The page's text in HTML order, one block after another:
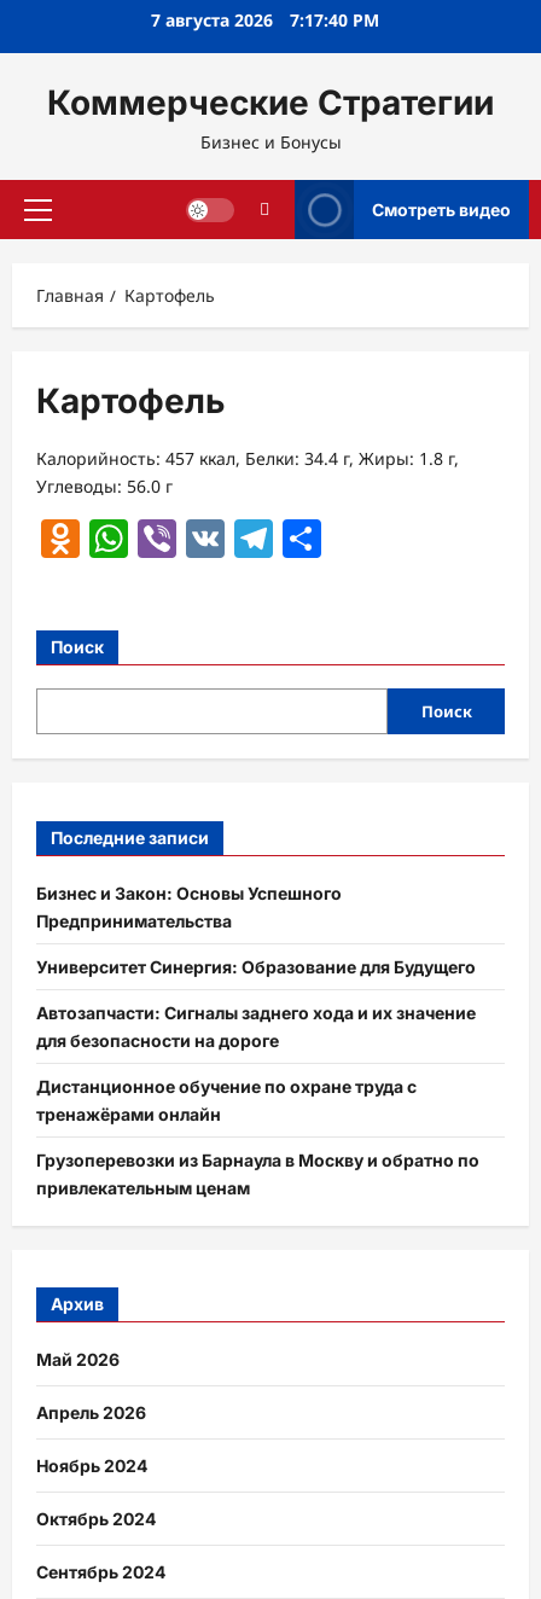
7 августа 2026 7:17:40 PM
Коммерческие Стратегии
Бизнес и Бонусы
Основное
Смотреть видео
Главная Картофель
Картофель
Калорийность: 457 ккал, Белки: 34.4 г, Жиры: 1.8 г,
Углеводы: 56.0 г
Odnoklassniki
WhatsApp
Viber
VK Telegram
Поиск
Поиск
Последние записи
Бизнес и Закон: Основы Успешного
Предпринимательства
Университет Синергия: Образование для Будущего
Автозапчасти: Сигналы заднего хода и их значение
для безопасности на дороге
Дистанционное обучение по охране труда с
тренажёрами онлайн
Грузоперевозки из Барнаула в Москву и обратно по
привлекательным ценам
Архив
Май 2026
Апрель 2026
Ноябрь 2024
Октябрь 2024
Сентябрь 2024